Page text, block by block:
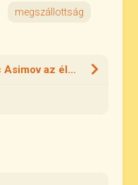
megszállottság
Gyilkos elmék 5/12 – Isaac Asimov az életről